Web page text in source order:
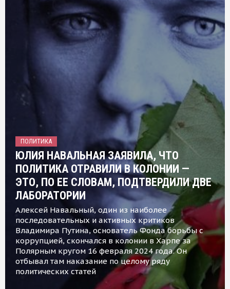
ПОЛИТИКА
ЮЛИЯ НАВАЛЬНАЯ ЗАЯВИЛА, ЧТО
ПОЛИТИКА ОТРАВИЛИ В КОЛОНИИ —
ЭТО, ПО ЕЕ СЛОВАМ, ПОДТВЕРДИЛИ ДВЕ
ЛАБОРАТОРИИ
Алексей Навальный, один из наиболее
последовательных и активных критиков
Владимира Путина, основатель Фонда борьбы с
коррупцией, скончался в колонии в Харпе за
Полярным кругом 16 февраля 2024 года. Он
отбывал там наказание по целому ряду
политических статей